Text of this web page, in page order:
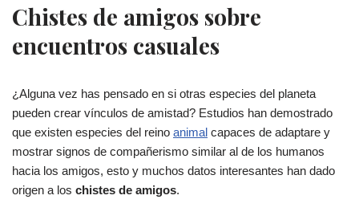
Chistes de amigos sobre
encuentros casuales
¿Alguna vez has pensado en si otras especies del planeta
pueden crear vínculos de amistad? Estudios han demostrado
que existen especies del reino animal capaces de adaptare y
mostrar signos de compañerismo similar al de los humanos
hacia los amigos, esto y muchos datos interesantes han dado
origen a los chistes de amigos.